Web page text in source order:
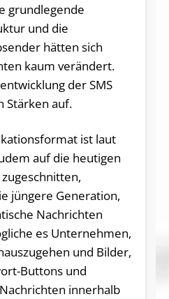
grundlegende
und die
hätten sich
kaum verändert.
der SMS
Stärken auf.
ist laut
auf die heutigen
jüngere Generation,
Nachrichten
es Unternehmen,
und Bilder,
Buttons und
innerhalb